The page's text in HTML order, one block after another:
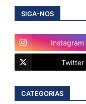
SIGA-NOS
Instagram
Twitter
CATEGORIAS